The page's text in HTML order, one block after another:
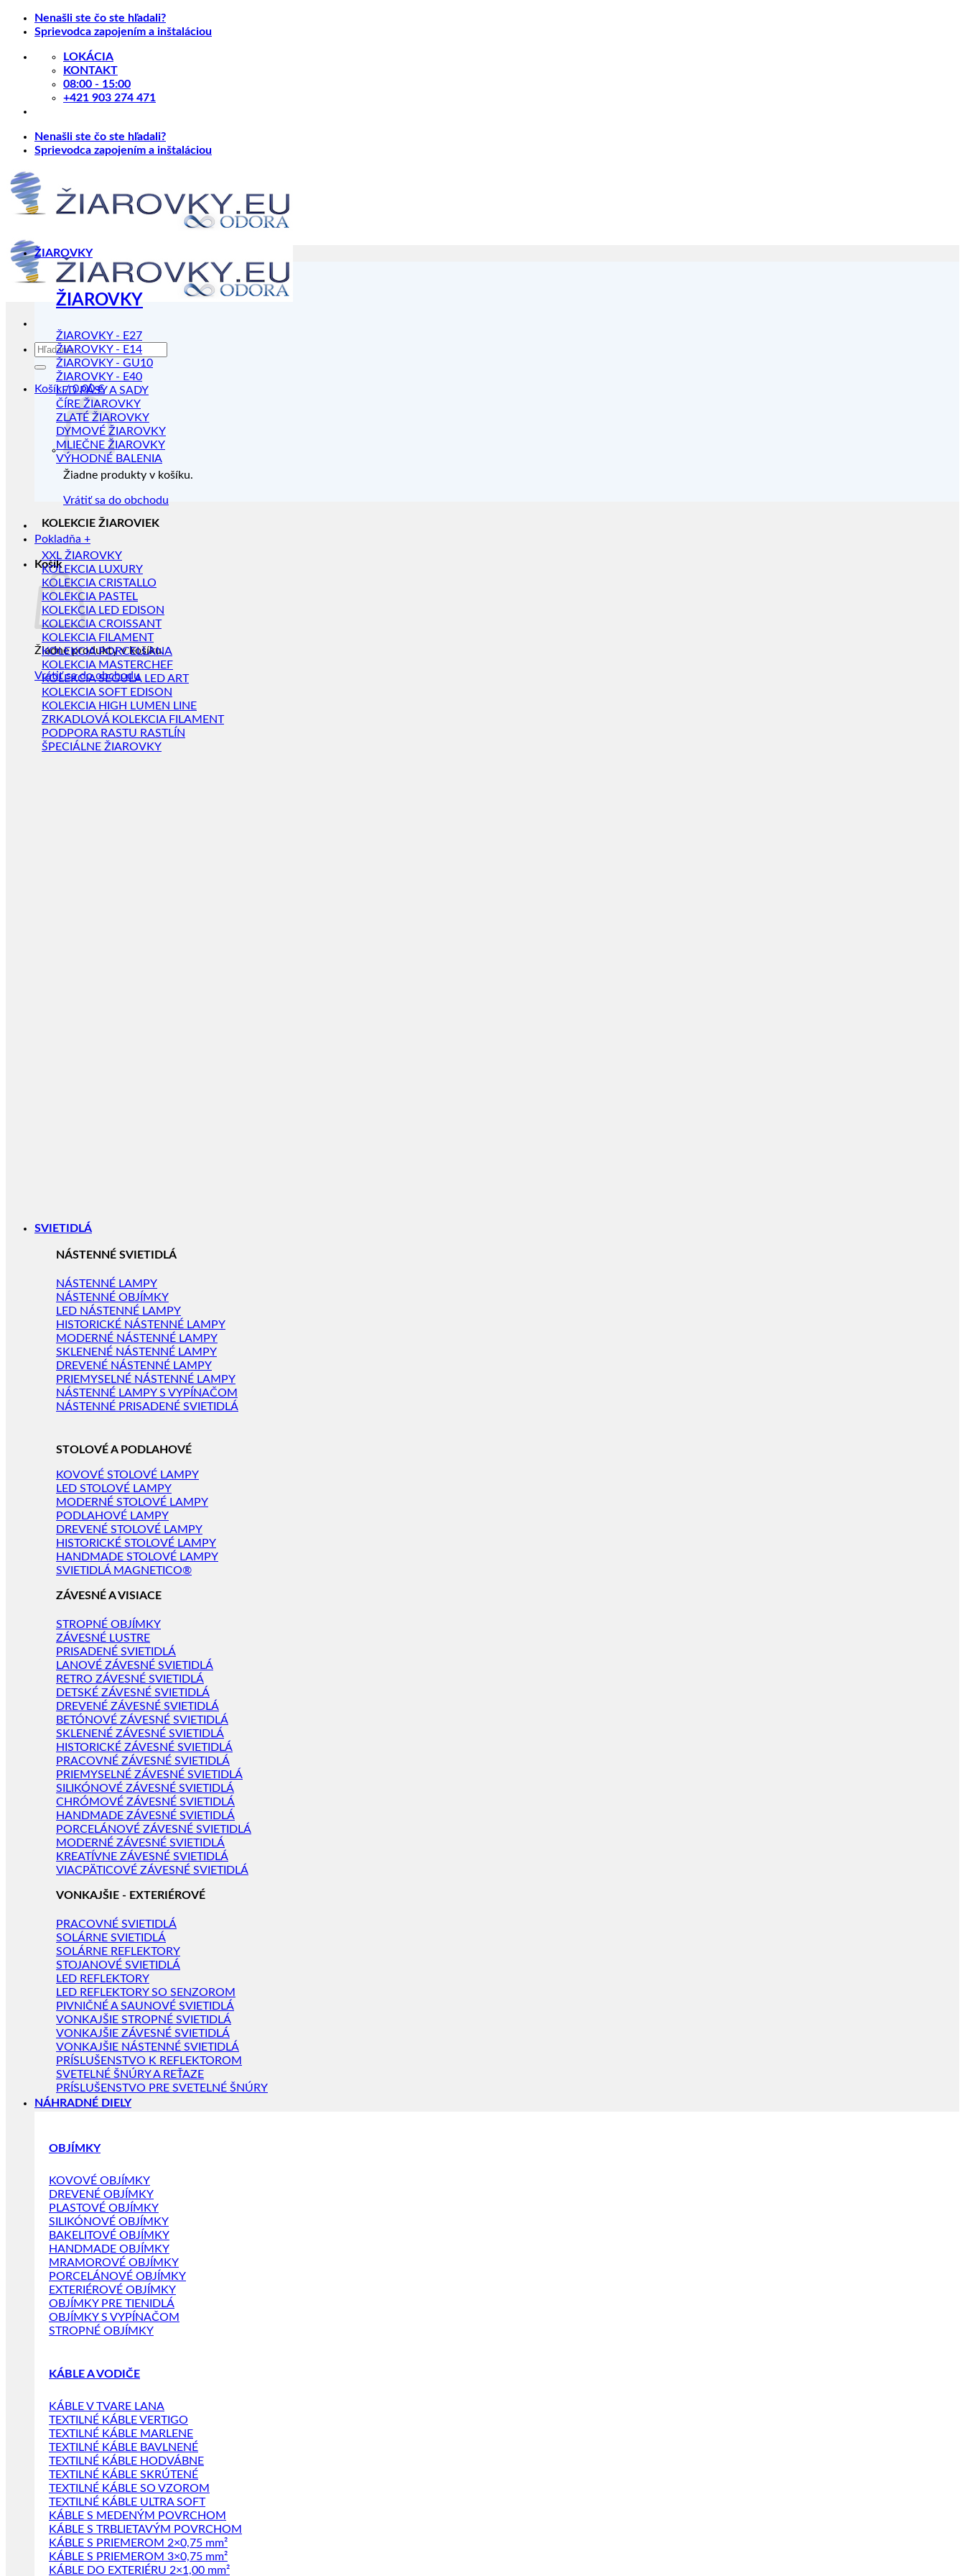
Skip
Nenašli ste čo ste hľadali?
Sprievodca zapojením a inštaláciou
LOKÁCIA
KONTAKT
08:00 - 15:00
+421 903 274 471
Nenašli ste čo ste hľadali?
Sprievodca zapojením a inštaláciou
Hľadať:
Košík /0.00€
Žiadne produkty v košíku.
Vrátiť sa do obchodu
Pokladňa +
Košík
Žiadne produkty v košíku.
Vrátiť sa do obchodu
ŽIAROVKY
ŽIAROVKY
ŽIAROVKY - E27
ŽIAROVKY - E14
ŽIAROVKY - GU10
ŽIAROVKY - E40
LED PÁSY A SADY
ČÍRE ŽIAROVKY
ZLATÉ ŽIAROVKY
DYMOVÉ ŽIAROVKY
MLIEČNE ŽIAROVKY
VÝHODNÉ BALENIA
KOLEKCIE ŽIAROVIEK
XXL ŽIAROVKY
KOLEKCIA LUXURY
KOLEKCIA CRISTALLO
KOLEKCIA PASTEL
KOLEKCIA LED EDISON
KOLEKCIA CROISSANT
KOLEKCIA FILAMENT
KOLEKCIA PORCELLANA
KOLEKCIA MASTERCHEF
KOLEKCIA SEGULA LED ART
KOLEKCIA SOFT EDISON
KOLEKCIA HIGH LUMEN LINE
ZRKADLOVÁ KOLEKCIA FILAMENT
PODPORA RASTU RASTLÍN
ŠPECIÁLNE ŽIAROVKY
SVIETIDLÁ
NÁSTENNÉ SVIETIDLÁ
NÁSTENNÉ LAMPY
NÁSTENNÉ OBJÍMKY
LED NÁSTENNÉ LAMPY
HISTORICKÉ NÁSTENNÉ LAMPY
MODERNÉ NÁSTENNÉ LAMPY
SKLENENÉ NÁSTENNÉ LAMPY
DREVENÉ NÁSTENNÉ LAMPY
PRIEMYSELNÉ NÁSTENNÉ LAMPY
NÁSTENNÉ LAMPY S VYPÍNAČOM
NÁSTENNÉ PRISADENÉ SVIETIDLÁ
STOLOVÉ A PODLAHOVÉ
KOVOVÉ STOLOVÉ LAMPY
LED STOLOVÉ LAMPY
MODERNÉ STOLOVÉ LAMPY
PODLAHOVÉ LAMPY
DREVENÉ STOLOVÉ LAMPY
HISTORICKÉ STOLOVÉ LAMPY
HANDMADE STOLOVÉ LAMPY
SVIETIDLÁ MAGNETICO®
ZÁVESNÉ A VISIACE
STROPNÉ OBJÍMKY
ZÁVESNÉ LUSTRE
PRISADENÉ SVIETIDLÁ
LANOVÉ ZÁVESNÉ SVIETIDLÁ
RETRO ZÁVESNÉ SVIETIDLÁ
DETSKÉ ZÁVESNÉ SVIETIDLÁ
DREVENÉ ZÁVESNÉ SVIETIDLÁ
BETÓNOVÉ ZÁVESNÉ SVIETIDLÁ
SKLENENÉ ZÁVESNÉ SVIETIDLÁ
HISTORICKÉ ZÁVESNÉ SVIETIDLÁ
PRACOVNÉ ZÁVESNÉ SVIETIDLÁ
PRIEMYSELNÉ ZÁVESNÉ SVIETIDLÁ
SILIKÓNOVÉ ZÁVESNÉ SVIETIDLÁ
CHRÓMOVÉ ZÁVESNÉ SVIETIDLÁ
HANDMADE ZÁVESNÉ SVIETIDLÁ
PORCELÁNOVÉ ZÁVESNÉ SVIETIDLÁ
MODERNÉ ZÁVESNÉ SVIETIDLÁ
KREATÍVNE ZÁVESNÉ SVIETIDLÁ
VIACPÄTICOVÉ ZÁVESNÉ SVIETIDLÁ
VONKAJŠIE - EXTERIÉROVÉ
PRACOVNÉ SVIETIDLÁ
SOLÁRNE SVIETIDLÁ
SOLÁRNE REFLEKTORY
STOJANOVÉ SVIETIDLÁ
LED REFLEKTORY
LED REFLEKTORY SO SENZOROM
PIVNIČNÉ A SAUNOVÉ SVIETIDLÁ
VONKAJŠIE STROPNÉ SVIETIDLÁ
VONKAJŠIE ZÁVESNÉ SVIETIDLÁ
VONKAJŠIE NÁSTENNÉ SVIETIDLÁ
PRÍSLUŠENSTVO K REFLEKTOROM
SVETELNÉ ŠNÚRY A REŤAZE
PRÍSLUŠENSTVO PRE SVETELNÉ ŠNÚRY
NÁHRADNÉ DIELY
OBJÍMKY
KOVOVÉ OBJÍMKY
DREVENÉ OBJÍMKY
PLASTOVÉ OBJÍMKY
SILIKÓNOVÉ OBJÍMKY
BAKELITOVÉ OBJÍMKY
HANDMADE OBJÍMKY
MRAMOROVÉ OBJÍMKY
PORCELÁNOVÉ OBJÍMKY
EXTERIÉROVÉ OBJÍMKY
OBJÍMKY PRE TIENIDLÁ
OBJÍMKY S VYPÍNAČOM
STROPNÉ OBJÍMKY
KÁBLE A VODIČE
KÁBLE V TVARE LANA
TEXTILNÉ KÁBLE VERTIGO
TEXTILNÉ KÁBLE MARLENE
TEXTILNÉ KÁBLE BAVLNENÉ
TEXTILNÉ KÁBLE HODVÁBNE
TEXTILNÉ KÁBLE SKRÚTENÉ
TEXTILNÉ KÁBLE SO VZOROM
TEXTILNÉ KÁBLE ULTRA SOFT
KÁBLE S MEDENÝM POVRCHOM
KÁBLE S TRBLIETAVÝM POVRCHOM
KÁBLE S PRIEMEROM 2×0,75 mm²
KÁBLE S PRIEMEROM 3×0,75 mm²
KÁBLE DO EXTERIÉRU 2×1,00 mm²